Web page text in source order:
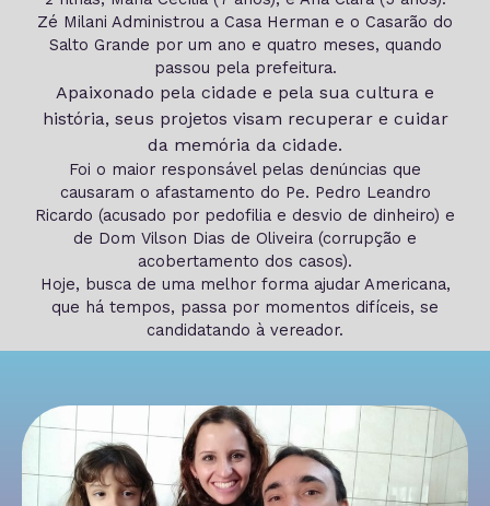
Zé Milani Administrou a Casa Herman e o Casarão do
Salto Grande por um ano e quatro meses, quando
passou pela prefeitura.
Apaixonado pela cidade e pela sua cultura e
história, seus projetos visam recuperar e cuidar
da memória da cidade.
Foi o maior responsável pelas denúncias que
causaram o afastamento do Pe. Pedro Leandro
Ricardo (acusado por pedofilia e desvio de dinheiro) e
de Dom Vilson Dias de Oliveira (corrupção e
acobertamento dos casos).
Hoje, busca de uma melhor forma ajudar Americana,
que há tempos, passa por momentos difíceis, se
candidatando à vereador.